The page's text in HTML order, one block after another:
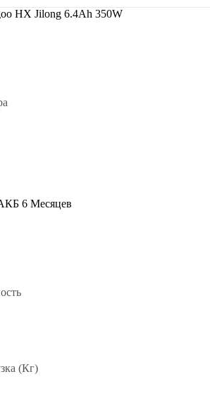
HX Jilong 6.4Ah 350W
6 Месяцев
(Кг)